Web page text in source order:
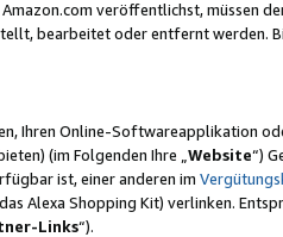
veröffentlichst, müssen
bearbeitet oder entfernt werden.
Ihren Online-Softwareapplikation
(im Folgenden Ihre „ Website“)
ist, einer anderen im
Alexa Shopping Kit) verlinken.
Links“).